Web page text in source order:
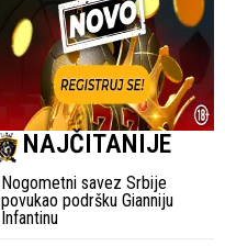
NAJČITANIJE
Nogometni savez Srbije
povukao podršku Gianniju
Infantinu